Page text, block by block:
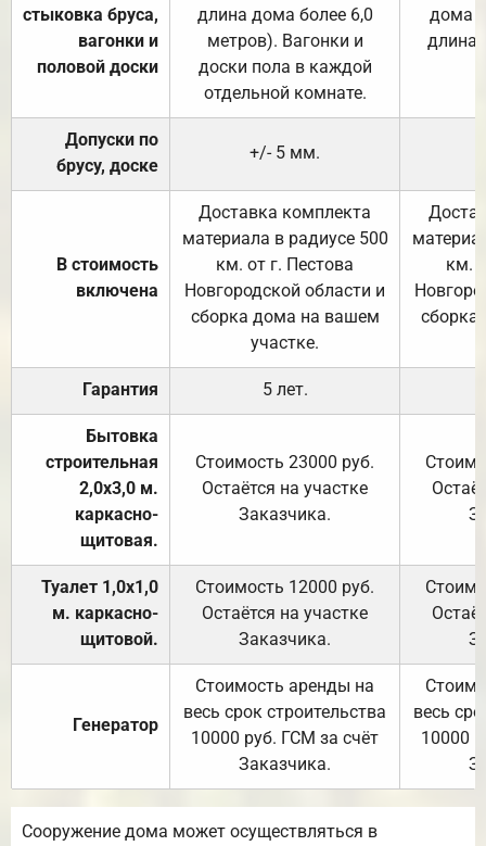
стыковка бруса,
вагонки и
половой доски
длина дома более 6,0
метров). Вагонки и
доски пола в каждой
отдельной комнате.
дома
длина
Допуски по
брусу, доске
+/- 5 мм.
В стоимость
включена
Доставка комплекта
материала в радиусе 500
км. от г. Пестова
Новгородской области и
сборка дома на вашем
участке.
км.
Гарантия 5 лет.
Бытовка
строительная
2,0х3,0 м.
каркасно-
щитовая.
Стоимость 23000 руб.
Остаётся на участке
Заказчика.
Туалет 1,0х1,0
м. каркасно-
щитовой.
Стоимость 12000 руб.
Остаётся на участке
Заказчика.
Генератор
Стоимость аренды на
весь срок строительства
10000 руб. ГСМ за счёт
Заказчика.
весь
10000
Сооружение дома может осуществляться в